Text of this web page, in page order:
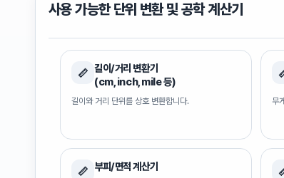
사용 가능한단위 변환 및 공학계산기
📏 길이/거리 변환기
(cm, inch, mile 등)
길이와 거리 단위를 상호 변환합니다. 무
📏 부피/면적 계산기